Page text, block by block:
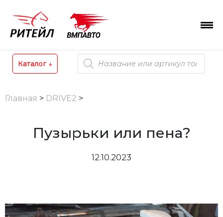
Skip
content
Каталог ↓
Поиск
товаров
Главная > DRIVE2 >
Пузырьки или пена?
12.10.2023